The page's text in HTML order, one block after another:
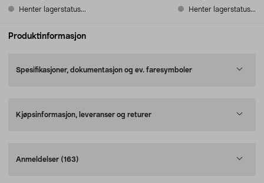
Henter lagerstatus... Henter lagerstatus...
Produktinformasjon
Spesifikasjoner, dokumentasjon og ev. faresymboler
Kjøpsinformasjon, leveranser og returer
Anmeldelser (163)